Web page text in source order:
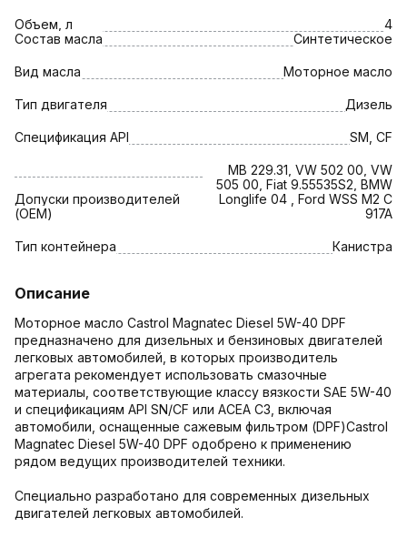
Объем, л
4
Состав масла
Синтетическое
Вид масла Моторное масло
Тип двигателя Дизель
Спецификация API SM, CF
Допуски производителей
(OEM)
MB 229.31, VW 502 00, VW
505 00, Fiat 9.55535S2, BMW
Longlife 04 , Ford WSS M2 C
917A
Тип контейнера Канистра
Описание
Моторное масло Castrol Magnatec Diesel 5W-40 DPF
предназначено для дизельных и бензиновых двигателей
легковых автомобилей, в которых производитель
агрегата рекомендует использовать смазочные
материалы, соответствующие классу вязкости SAE 5W-40
и спецификациям API SN/CF или ACEA C3, включая
автомобили, оснащенные сажевым фильтром (DPF)Castrol
Magnatec Diesel 5W-40 DPF одобрено к применению
рядом ведущих производителей техники.
Cпециально разработанo для современных дизельных
двигателей легковых автомобилей.